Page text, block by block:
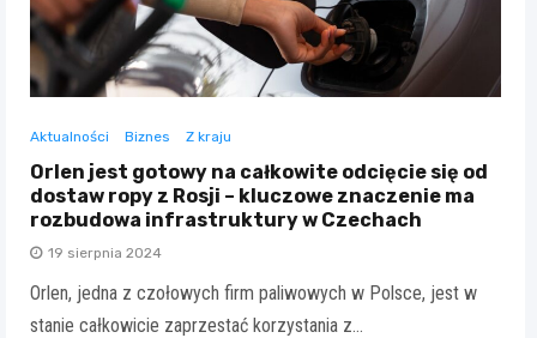
Aktualności Biznes Z kraju
Orlen jest gotowy na całkowite odcięcie się od
dostaw ropy z Rosji – kluczowe znaczenie ma
rozbudowa infrastruktury w Czechach
19 sierpnia 2024
Orlen, jedna z czołowych firm paliwowych w Polsce, jest w
stanie całkowicie zaprzestać korzystania z…